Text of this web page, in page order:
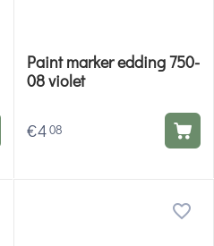
Paint marker edding 750-
08 violet
€408